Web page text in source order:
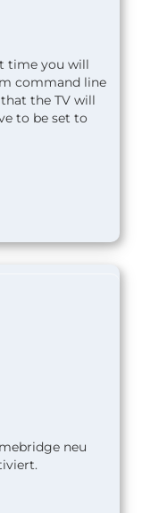
time you will
command line
the TV will
to be set to
neu